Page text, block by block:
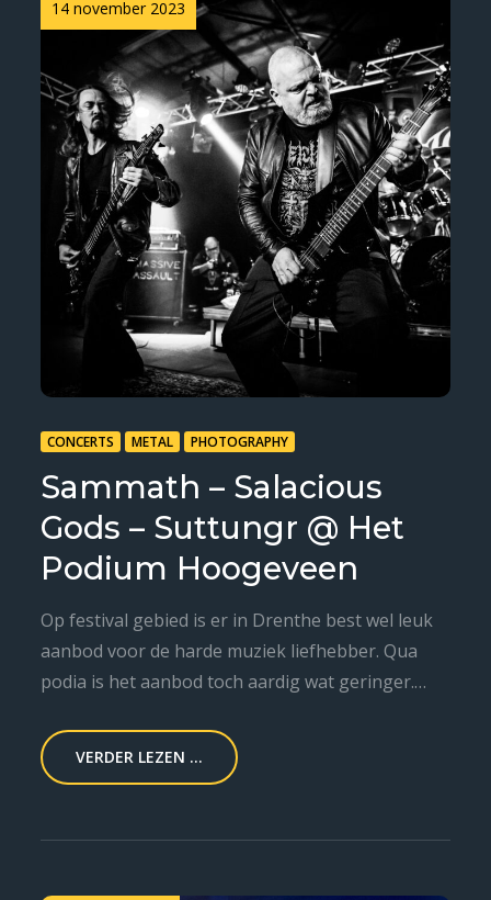
on
14 november 2023
CONCERTS METAL PHOTOGRAPHY
Sammath – Salacious
Gods – Suttungr @ Het
Podium Hoogeveen
Op festival gebied is er in Drenthe best wel leuk
aanbod voor de harde muziek liefhebber. Qua
podia is het aanbod toch aardig wat geringer.…
VERDER LEZEN ...